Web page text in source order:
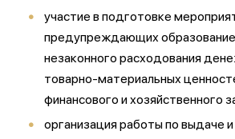
участие в подготовке
предупреждающих
незаконного расходования
товарно-материальных
финансового и хозяйственного
организация работы по выдаче